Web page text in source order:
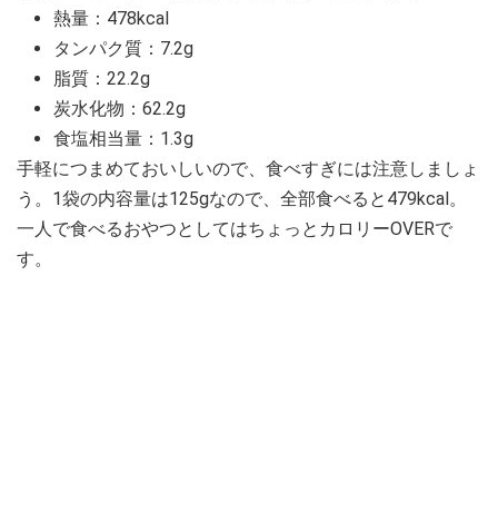
熱量：478kcal
タンパク質：7.2g
脂質：22.2g
炭水化物：62.2g
食塩相当量：1.3g
手軽につまめておいしいので、食べすぎには注意しましょ
う。1袋の内容量は125gなので、全部食べると479kcal。
一人で食べるおやつとしてはちょっとカロリーOVERで
す。